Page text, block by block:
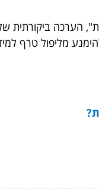
הערכה ביקורתית
מליפול טרף